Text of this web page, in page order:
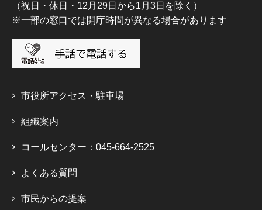
（祝日・休日・12月29日から1月3日を除く）
※一部の窓口では開庁時間が異なる場合があります
市役所アクセス・駐車場
組織案内
コールセンター：045-664-2525
よくある質問
市民からの提案